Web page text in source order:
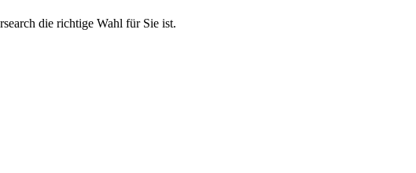
die richtige Wahl für Sie ist.